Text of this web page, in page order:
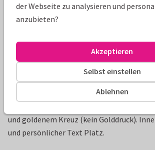
Produktinformation
und goldenem Kreuz (kein Golddruck).
und persönlicher Text Platz.
der Webseite zu analysieren und
anzubieten?
Ablehnen
Selbst einstellen
Akzeptieren